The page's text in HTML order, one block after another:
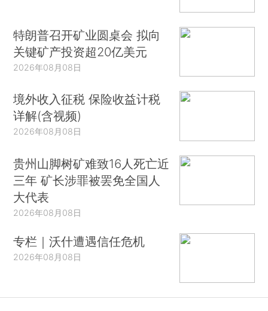
特朗普召开矿业圆桌会 拟向
关键矿产投资超20亿美元
2026年08月08日
境外收入征税 保险收益计税
详解(含视频)
2026年08月08日
贵州山脚树矿难致16人死亡近
三年 矿长涉罪被罢免全国人
大代表
2026年08月08日
专栏｜沃什遭遇信任危机
2026年08月08日